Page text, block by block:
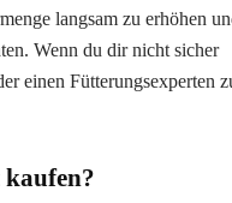
langsam zu erhöhen
Wenn du dir nicht sicher
einen Fütterungsexperten